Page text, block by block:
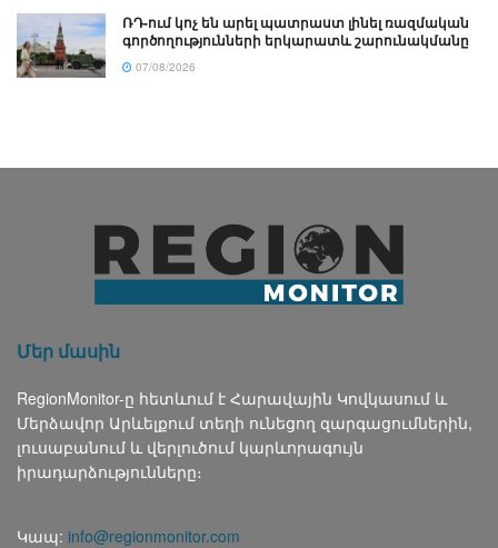
ՌԴ-ում կոչ են արել պատրաստ լինել ռազմական
գործողությունների երկարատև շարունակմանը
07/08/2026
Մեր մասին
RegionMonitor-ը հետևում է Հարավային Կովկասում և
Մերձավոր Արևելքում տեղի ունեցող զարգացումներին,
լուսաբանում և վերլուծում կարևորագույն
իրադարձությունները։
Կապ: info@regionmonitor.com